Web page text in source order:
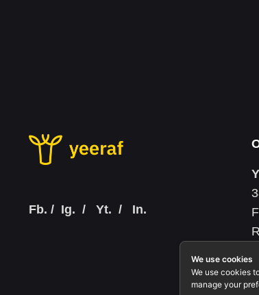
Fb. / Ig. / Yt. / In.
We use cookies
We use cookies
manage your